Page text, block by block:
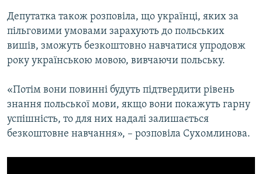
Депутатка також розповіла, що українці, яких за
пільговими умовами зарахують до польських
вишів, зможуть безкоштовно навчатися упродовж
року українською мовою, вивчаючи польську.
«Потім вони повинні будуть підтвердити рівень
знання польської мови, якщо вони покажуть гарну
успішність, то для них надалі залишається
безкоштовне навчання», – розповіла Сухомлинова.